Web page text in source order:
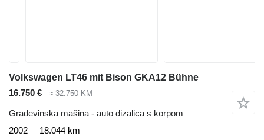
Volkswagen LT46 mit Bison GKA12 Bühne
16.750 €
≈ 32.750 KM
Građevinska mašina - auto dizalica s korpom
2002
18.044 km